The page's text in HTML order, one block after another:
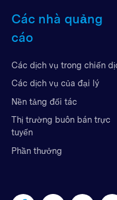
Các nhà quảng
cáo
Các dịch vụ trong chiến
Các dịch vụ của đại lý
Nền tảng đối tác
Thị trường buôn bán trực
tuyến
Phần thưởng